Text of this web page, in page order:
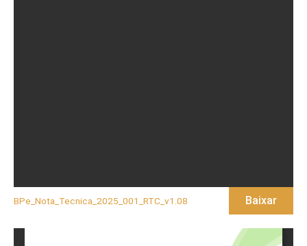
BPe_Nota_Tecnica_2025_001_RTC_v1.08 Baixar